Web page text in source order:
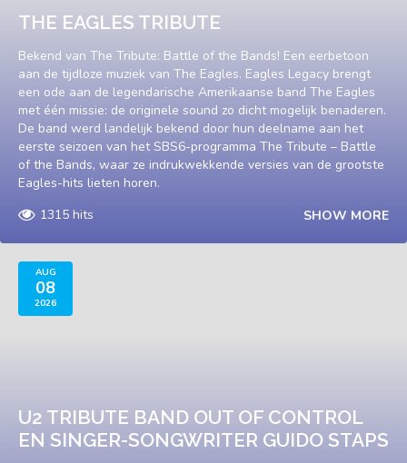
THE EAGLES TRIBUTE
Bekend van The Tribute: Battle of the Bands! Een eerbetoon
aan de tijdloze muziek van The Eagles. Eagles Legacy brengt
een ode aan de legendarische Amerikaanse band The Eagles
met één missie: de originele sound zo dicht mogelijk benaderen.
De band werd landelijk bekend door hun deelname aan het
eerste seizoen van het SBS6-programma The Tribute – Battle
of the Bands, waar ze indrukwekkende versies van de grootste
Eagles-hits lieten horen.
1315 hits
SHOW MORE
AUG
08
2026
U2 TRIBUTE BAND OUT OF CONTROL
EN SINGER-SONGWRITER GUIDO STAPS